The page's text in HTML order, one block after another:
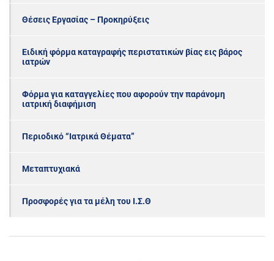
Θέσεις Εργασίας – Προκηρύξεις
Ειδική φόρμα καταγραφής περιστατικών βίας εις βάρος
ιατρών
Φόρμα για καταγγελίες που αφορούν την παράνομη
ιατρική διαφήμιση
Περιοδικό “Ιατρικά Θέματα”
Μεταπτυχιακά
Προσφορές για τα μέλη του Ι.Σ.Θ